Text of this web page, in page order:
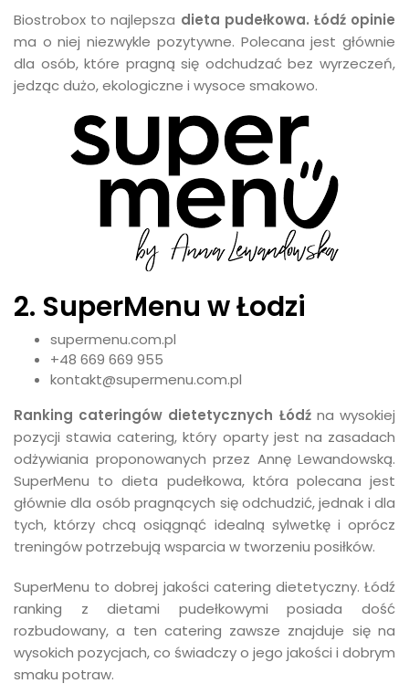
Biostrobox to najlepsza dieta pudełkowa. Łódź opinie
ma o niej niezwykle pozytywne. Polecana jest głównie
dla osób, które pragną się odchudzać bez wyrzeczeń,
jedząc dużo, ekologiczne i wysoce smakowo.
2. SuperMenu w Łodzi
supermenu.com.pl
+48 669 669 955
kontakt@supermenu.com.pl
Ranking cateringów dietetycznych Łódźna wysokiej
pozycji stawia catering, który oparty jest na zasadach
odżywiania proponowanych przez Annę Lewandowską.
SuperMenu to dieta pudełkowa, która polecana jest
głównie dla osób pragnących się odchudzić, jednak i dla
tych, którzy chcą osiągnąć idealną sylwetkę i oprócz
treningów potrzebują wsparcia w tworzeniu posiłków.
SuperMenu to dobrej jakości catering dietetyczny. Łódź
ranking z dietami pudełkowymi posiada dość
rozbudowany, a ten catering zawsze znajduje się na
wysokich pozycjach, co świadczy o jego jakości i dobrym
smaku potraw.